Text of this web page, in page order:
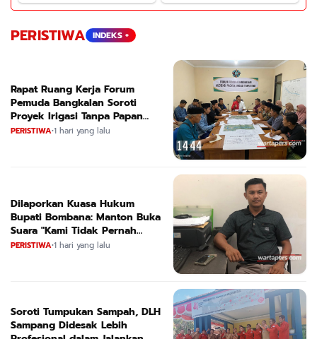
PERISTIWA INDEKS +
Rapat Ruang Kerja Forum
Pemuda Bangkalan Soroti
Proyek Irigasi Tanpa Papan
Nama
PERISTIWA•1 hari yang lalu
Dilaporkan Kuasa Hukum
Bupati Bombana: Manton Buka
Suara "Kami Tidak Pernah
Menutup Ruang Hak Jawab"
PERISTIWA•1 hari yang lalu
Soroti Tumpukan Sampah, DLH
Sampang Didesak Lebih